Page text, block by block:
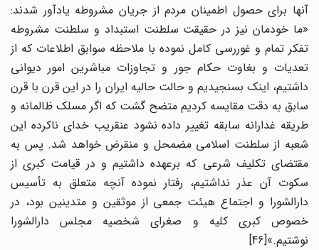
آنها برای حصول اطمینان مردم از جریان مشروطه یادآور شدند:
«ما خودمان نیز در حقیقت سلطنت استبداد و سلطنت مشروطه
تفکر تمام و غوررسی کامل نموده با ملاحظه سوابق اطلاعات که از
تعدیات و بغاوت حکام جور و تجاوزات مباشرین امور دیوانی
داشتیم، اینک بسنجیدیم و حالت حالیه ایران را در این قرن با قرن
سابق به دقت مقایسه کردیم متضح گشت که اگر مسلک ظالمانه و
طریقه غدارانه سابقه تغییر داده نشود عنقریب خدای ناکرده این
شعبه از سلطنت اسلامی مضمحل و منقرض خواهد شد. پس به
مقتضای تکلیف شرعی که برعهده داشتیم و در قیامت کبری از
سکوت آن عذر نداشتیم، رفتار نموده آنچه متعلق به تأسیس
دارالشورا و اجتماع هیئت جمعی از موثقین و متدینین بود، در
خصوص کبری کلیه و صغرای شخصیه مجلس دارالشورا
نوشتیم.»[46]